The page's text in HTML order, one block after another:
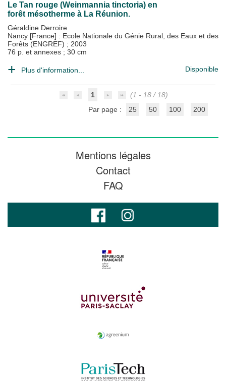
Le Tan rouge (Weinmannia tinctoria) en
forêt mésotherme à La Réunion.
Géraldine Derroire
Nancy [France] : Ecole Nationale du Génie Rural, des Eaux et des
Forêts (ENGREF) ; 2003
76 p. et annexes ; 30 cm
Plus d'information... Disponible
1
(1 - 18 / 18)
Par page :
25 50 100 200
Mentions légales
Contact
FAQ